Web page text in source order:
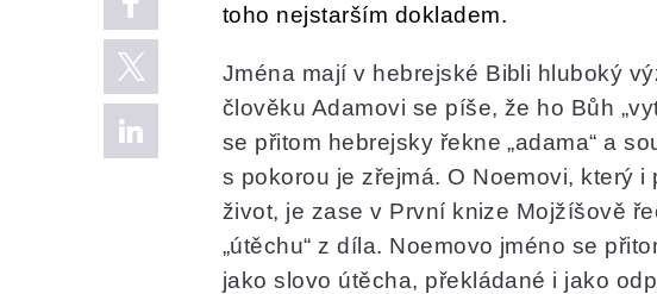
toho nejstarším dokladem.
Jména mají v hebrejské Bibli hluboký
člověku Adamovi se píše, že ho Bůh
se přitom hebrejsky řekne „adama“ a
s pokorou je zřejmá. O Noemovi, který
život, je zase v První knize Mojžíšově
„útěchu“ z díla. Noemovo jméno se
jako slovo útěcha, překládané i jako